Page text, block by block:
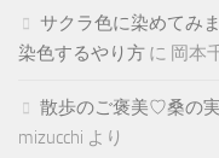
サクラ色に染めてみ
染色するやり方 に 岡本
散歩のご褒美♡桑の
mizucchi より